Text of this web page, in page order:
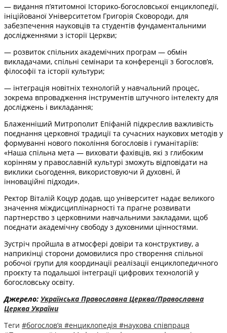
— видання п’ятитомної Історико-богословської енциклопедії,
ініційованої Університетом Григорія Сковороди, для
забезпечення науковців та студентів фундаментальними
дослідженнями з історії Церкви;
— розвиток спільних академічних програм — обмін
викладачами, спільні семінари та конференції з богослов’я,
філософії та історії культури;
— інтеграція новітніх технологій у навчальний процес,
зокрема впровадження інструментів штучного інтелекту для
досліджень і викладання;
Блаженніший Митрополит Епіфаній підкреслив важливість
поєднання церковної традиції та сучасних наукових методів у
формуванні нового покоління богословів і гуманітаріїв:
«Наша спільна мета — виховати фахівців, які з глибоким
корінням у православній культурі зможуть відповідати на
виклики сьогодення, використовуючи й духовні, й
інноваційні підходи».
Ректор Віталій Коцур додав, що університет надає великого
значення міждисциплінарності та прагне розвивати
партнерство з церковними навчальними закладами, щоб
поєднати академічну свободу з духовними цінностями.
Зустріч пройшла в атмосфері довіри та конструктиву, а
наприкінці сторони домовилися про створення спільної
робочої групи для координації реалізації енциклопедичного
проєкту та подальшої інтеграції цифрових технологій у
богословську освіту.
Джерело: Українська Православна Церква/Православна
Церква України
Теги #богослов’я #енциклопедія #наукова співпраця